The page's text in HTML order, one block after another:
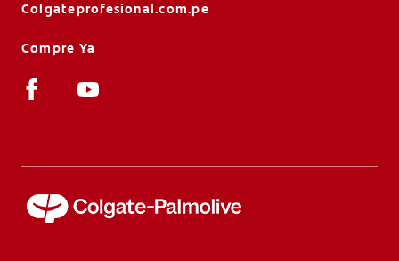
Colgateprofesional.com.pe
Compre Ya